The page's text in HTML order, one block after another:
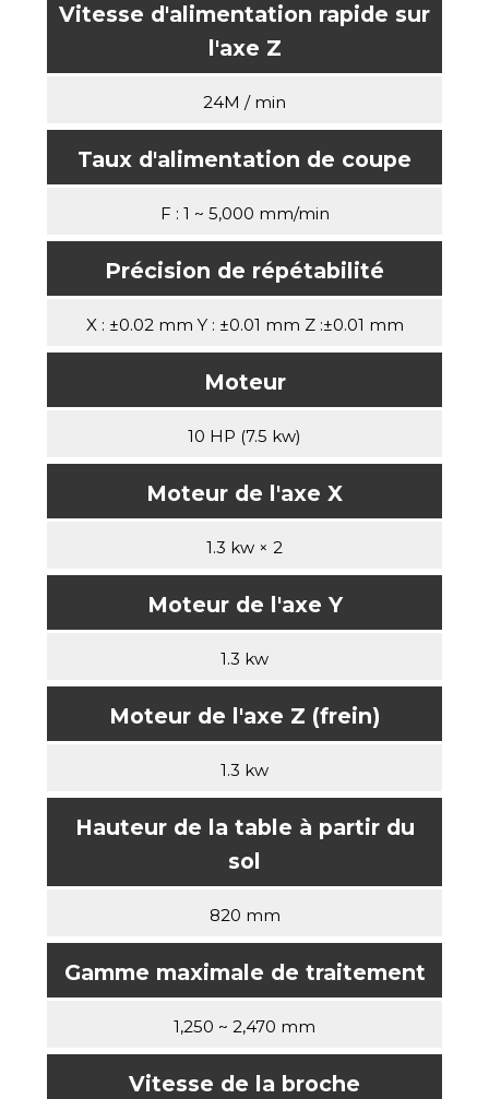
Vitesse d'alimentation rapide sur
l'axe Z
24M / min
Taux d'alimentation de coupe
F : 1 ~ 5,000 mm/min
Précision de répétabilité
X : ±0.02 mm Y : ±0.01 mm Z :±0.01 mm
Moteur
10 HP (7.5 kw)
Moteur de l'axe X
1.3 kw × 2
Moteur de l'axe Y
1.3 kw
Moteur de l'axe Z (frein)
1.3 kw
Hauteur de la table à partir du
sol
820 mm
Gamme maximale de traitement
1,250 ~ 2,470 mm
Vitesse de la broche